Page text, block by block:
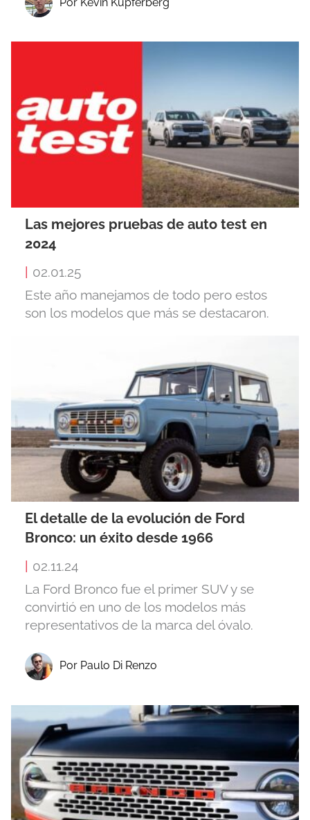
Las mejores pruebas de auto test en
2024
02.01.25
Este año manejamos de todo pero estos
son los modelos que más se destacaron.
El detalle de la evolución de Ford
Bronco: un éxito desde 1966
| 02.11.24
La Ford Bronco fue el primer SUV y se
convirtió en uno de los modelos más
representativos de la marca del óvalo.
Por Paulo Di Renzo